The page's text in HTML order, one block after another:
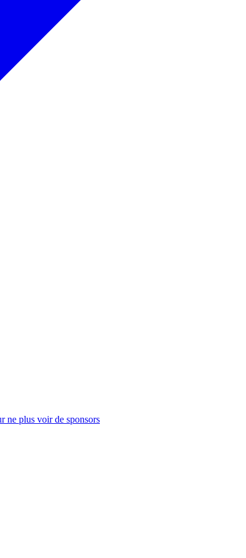
ne plus voir de sponsors